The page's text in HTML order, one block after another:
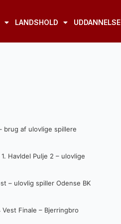
LANDSHOLD UDDANNELSE
brug af ulovlige spillere
Havldel Pulje 2 – ulovlige
– ulovlig spiller Odense BK
Vest Finale – Bjerringbro